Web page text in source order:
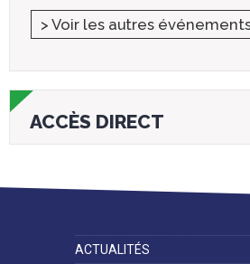
> Voir les autres
ACCÈS DIRECT
Droits et
Vos services en
ACTUALITÉS